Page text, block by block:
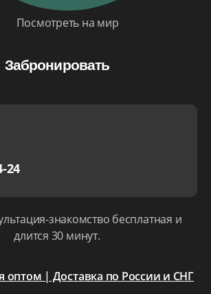
Посмотреть на мир
Забронировать
24
знакомство бесплатная и
длится 30 минут.
оптом | Доставка по России и СНГ